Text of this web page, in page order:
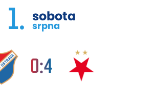
1. sobota
srpna
0:4